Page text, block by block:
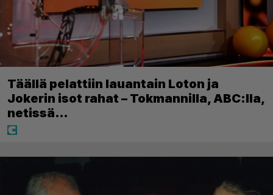
Täällä pelattiin lauantain Loton ja
Jokerin isot rahat – Tokmannilla, ABC:lla,
netissä…